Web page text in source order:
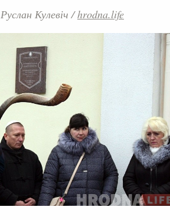
Руслан Кулевіч /hrodna.life